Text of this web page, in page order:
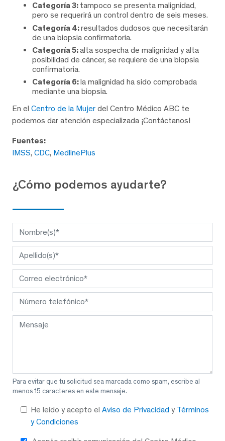
Categoría 3: tampoco se presenta malignidad,
pero se requerirá un control dentro de seis meses.
Categoría 4:resultados dudosos que necesitarán
de una biopsia confirmatoria.
Categoría 5:alta sospecha de malignidad y alta
posibilidad de cáncer, se requiere de una biopsia
confirmatoria.
Categoría 6:la malignidad ha sido comprobada
mediante una biopsia.
En el Centro de la Mujer del Centro Médico ABC te
podemos dar atención especializada ¡Contáctanos!
Fuentes:
IMSS, CDC, MedlinePlus
¿Cómo podemos ayudarte?
Para evitar que tu solicitud sea marcada como spam, escribe al
menos 15 caracteres en este mensaje.
He leído y acepto el Aviso de Privacidad y Términos
y Condiciones